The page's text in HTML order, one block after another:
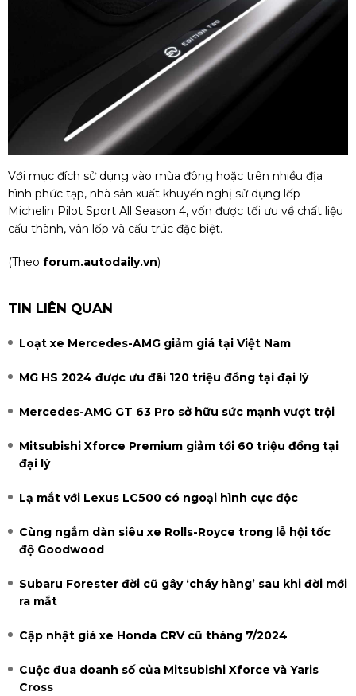
Với mục đích sử dụng vào mùa đông hoặc trên nhiều địa
hình phức tạp, nhà sản xuất khuyến nghị sử dụng lốp
Michelin Pilot Sport All Season 4, vốn được tối ưu về chất liệu
cấu thành, vân lốp và cấu trúc đặc biệt.
(Theo forum.autodaily.vn)
TIN LIÊN QUAN
Loạt xe Mercedes-AMG giảm giá tại Việt Nam
MG HS 2024 được ưu đãi 120 triệu đồng tại đại lý
Mercedes-AMG GT 63 Pro sở hữu sức mạnh vượt trội
Mitsubishi Xforce Premium giảm tới 60 triệu đồng tại
đại lý
Lạ mắt với Lexus LC500 có ngoại hình cực độc
Cùng ngắm dàn siêu xe Rolls-Royce trong lễ hội tốc
độ Goodwood
Subaru Forester đời cũ gây ‘cháy hàng’ sau khi đời mới
ra mắt
Cập nhật giá xe Honda CRV cũ tháng 7/2024
Cuộc đua doanh số của Mitsubishi Xforce và Yaris
Cross